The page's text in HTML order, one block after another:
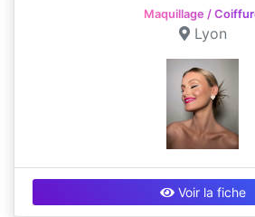
Maquillage /
Lyon
Voir la fiche